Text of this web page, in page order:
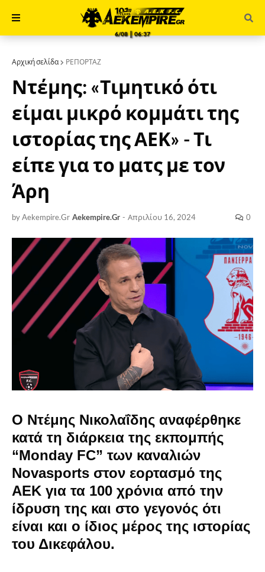
6/08 ║ 06:37
Αρχική σελίδα ΡΕΠΟΡΤΑΖ
Ντέμης: «Τιμητικό ότι
είμαι μικρό κομμάτι της
ιστορίας της ΑΕΚ» - Τι
είπε για το ματς με τον
Άρη
by Aekempire.Gr Aekempire.Gr - Απριλίου 16, 2024 0
Ο Ντέμης Νικολαΐδης αναφέρθηκε
κατά τη διάρκεια της εκπομπής
“Monday FC” των καναλιών
Novasports στον εορτασμό της
ΑΕΚ για τα 100 χρόνια από την
ίδρυση της και στο γεγονός ότι
είναι και ο ίδιος μέρος της ιστορίας
του Δικεφάλου.